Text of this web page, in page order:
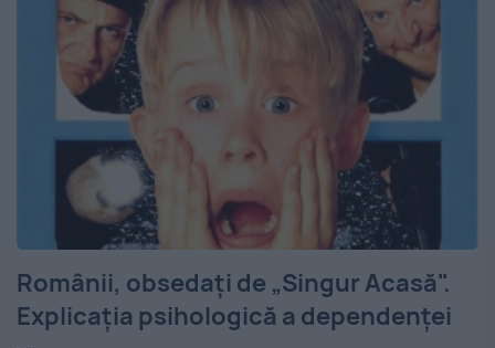
Românii, obsedați de „Singur Acasă".
Explicația psihologică a dependenței